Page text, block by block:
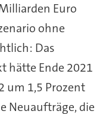
Euro
ohne
Das
hätte Ende 2021
um 1,5 Prozent
Neuaufträge, die